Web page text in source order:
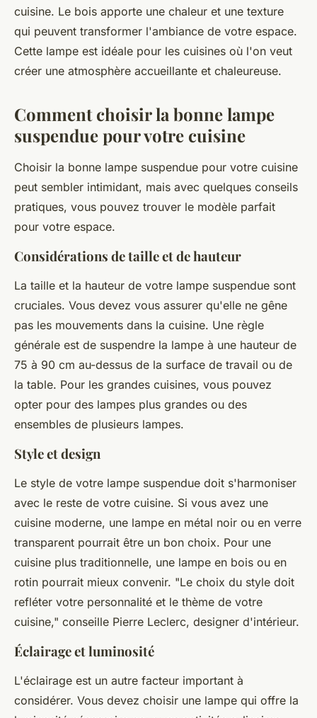
cuisine. Le bois apporte une chaleur et une texture
qui peuvent transformer l'ambiance de votre espace.
Cette lampe est idéale pour les cuisines où l'on veut
créer une atmosphère accueillante et chaleureuse.
Comment choisir la bonne lampe
suspendue pour votre cuisine
Choisir la bonne lampe suspendue pour votre cuisine
peut sembler intimidant, mais avec quelques conseils
pratiques, vous pouvez trouver le modèle parfait
pour votre espace.
Considérations de taille et de hauteur
La taille et la hauteur de votre lampe suspendue sont
cruciales. Vous devez vous assurer qu'elle ne gêne
pas les mouvements dans la cuisine. Une règle
générale est de suspendre la lampe à une hauteur de
75 à 90 cm au-dessus de la surface de travail ou de
la table. Pour les grandes cuisines, vous pouvez
opter pour des lampes plus grandes ou des
ensembles de plusieurs lampes.
Style et design
Le style de votre lampe suspendue doit s'harmoniser
avec le reste de votre cuisine. Si vous avez une
cuisine moderne, une lampe en métal noir ou en verre
transparent pourrait être un bon choix. Pour une
cuisine plus traditionnelle, une lampe en bois ou en
rotin pourrait mieux convenir. "Le choix du style doit
refléter votre personnalité et le thème de votre
cuisine," conseille Pierre Leclerc, designer d'intérieur.
Éclairage et luminosité
L'éclairage est un autre facteur important à
considérer. Vous devez choisir une lampe qui offre la